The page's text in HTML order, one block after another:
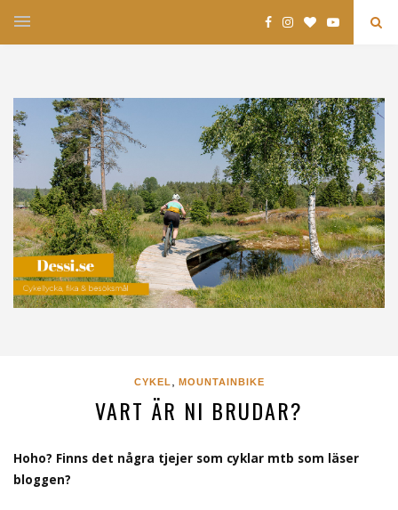
CYKEL , MOUNTAINBIKE
VART ÄR NI BRUDAR?
Hoho? Finns det några tjejer som cyklar mtb som läser
bloggen?